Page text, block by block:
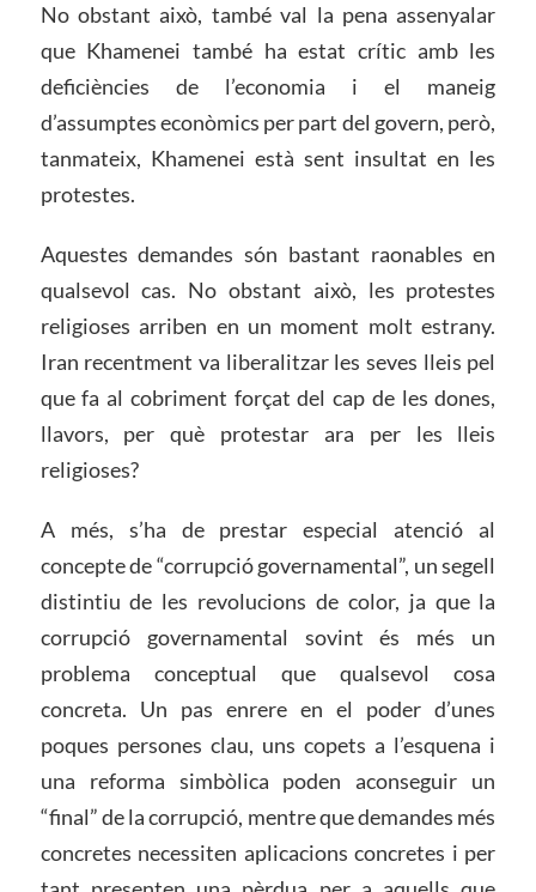
No obstant això, també val la pena assenyalar
que Khamenei també ha estat crític amb les
deficiències de l’economia i el maneig
d’assumptes econòmics per part del govern, però,
tanmateix, Khamenei està sent insultat en les
protestes.
Aquestes demandes són bastant raonables en
qualsevol cas. No obstant això, les protestes
religioses arriben en un moment molt estrany.
Iran recentment va liberalitzar les seves lleis pel
que fa al cobriment forçat del cap de les dones,
llavors, per què protestar ara per les lleis
religioses?
A més, s’ha de prestar especial atenció al
concepte de “corrupció governamental”, un segell
distintiu de les revolucions de color, ja que la
corrupció governamental sovint és més un
problema conceptual que qualsevol cosa
concreta. Un pas enrere en el poder d’unes
poques persones clau, uns copets a l’esquena i
una reforma simbòlica poden aconseguir un
“final” de la corrupció, mentre que demandes més
concretes necessiten aplicacions concretes i per